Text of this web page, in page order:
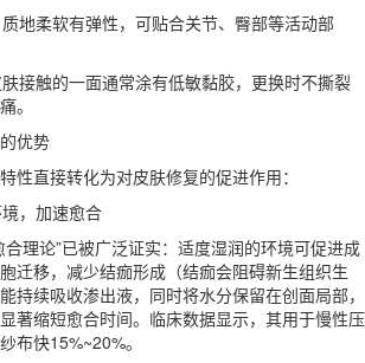
地柔软有弹性，可贴合关节、臀部等活动部
接触的一面通常涂有低敏黏胶，更换时不撕裂
。
优势
性直接转化为对皮肤修复的促进作用：
，加速愈合
合理论”已被广泛证实：适度湿润的环境可促进成
迁移，减少结痂形成（结痂会阻碍新生组织生
持续吸收渗出液，同时将水分保留在创面局部，
著缩短愈合时间。临床数据显示，其用于慢性压
布快15%~20%。